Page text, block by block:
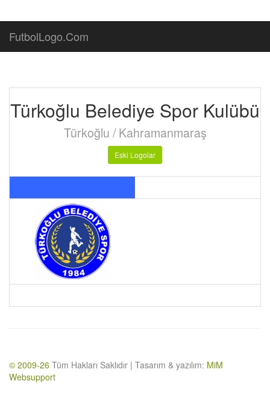
FutbolLogo.Com
Türkoğlu Belediye Spor Kulübü
Türkoğlu / Kahramanmaraş
Eski Logolar
© 2009-26 Tüm Hakları Saklıdır | Tasarım & yazılım: MiM
Websupport